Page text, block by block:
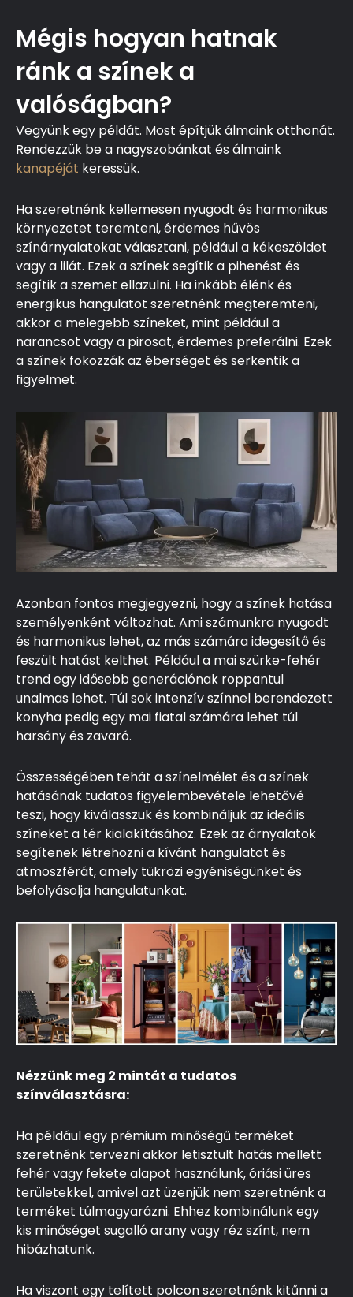
Mégis hogyan hatnak
ránk a színek a
valóságban?
Vegyünk egy példát. Most építjük álmaink otthonát.
Rendezzük be a nagyszobánkat és álmaink
kanapéját keressük.
Ha szeretnénk kellemesen nyugodt és harmonikus
környezetet teremteni, érdemes hűvös
színárnyalatokat választani, például a kékeszöldet
vagy a lilát. Ezek a színek segítik a pihenést és
segítik a szemet ellazulni. Ha inkább élénk és
energikus hangulatot szeretnénk megteremteni,
akkor a melegebb színeket, mint például a
narancsot vagy a pirosat, érdemes preferálni. Ezek
a színek fokozzák az éberséget és serkentik a
figyelmet.
Azonban fontos megjegyezni, hogy a színek hatása
személyenként változhat. Ami számunkra nyugodt
és harmonikus lehet, az más számára idegesítő és
feszült hatást kelthet. Például a mai szürke-fehér
trend egy idősebb generációnak roppantul
unalmas lehet. Túl sok intenzív színnel berendezett
konyha pedig egy mai fiatal számára lehet túl
harsány és zavaró.
Összességében tehát a színelmélet és a színek
hatásának tudatos figyelembevétele lehetővé
teszi, hogy kiválasszuk és kombináljuk az ideális
színeket a tér kialakításához. Ezek az árnyalatok
segítenek létrehozni a kívánt hangulatot és
atmoszférát, amely tükrözi egyéniségünket és
befolyásolja hangulatunkat.
Nézzünk meg 2 mintát a tudatos
színválasztásra:
Ha például egy prémium minőségű terméket
szeretnénk tervezni akkor letisztult hatás mellett
fehér vagy fekete alapot használunk, óriási üres
területekkel, amivel azt üzenjük nem szeretnénk a
terméket túlmagyarázni. Ehhez kombinálunk egy
kis minőséget sugalló arany vagy réz színt, nem
hibázhatunk.
Ha viszont egy telített polcon szeretnénk kitűnni a